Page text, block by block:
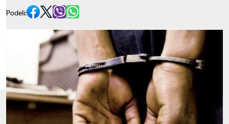
Podeli: